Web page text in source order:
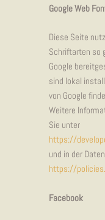
Google Web
Diese Seite
Schriftarten so
Google
sind lokal
von Google
Weitere
Sie unter
https://
und in der
https://
Facebook